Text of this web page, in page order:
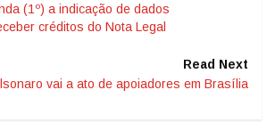
(1º) a indicação de dados
créditos do Nota Legal
Read Next
vai a ato de apoiadores em Brasília